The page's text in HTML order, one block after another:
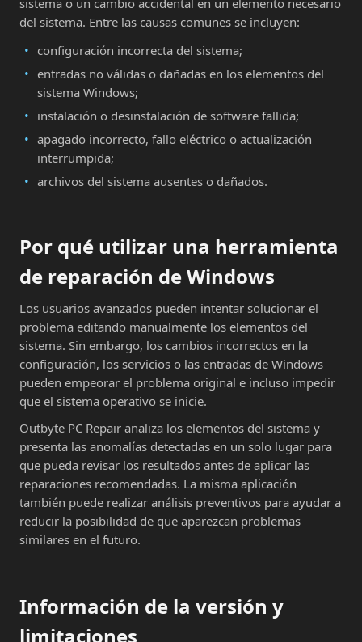
sistema o un cambio accidental en un elemento necesario
del sistema. Entre las causas comunes se incluyen:
configuración incorrecta del sistema;
entradas no válidas o dañadas en los elementos del
sistema Windows;
instalación o desinstalación de software fallida;
apagado incorrecto, fallo eléctrico o actualización
interrumpida;
archivos del sistema ausentes o dañados.
Por qué utilizar una herramienta
de reparación de Windows
Los usuarios avanzados pueden intentar solucionar el
problema editando manualmente los elementos del
sistema. Sin embargo, los cambios incorrectos en la
configuración, los servicios o las entradas de Windows
pueden empeorar el problema original e incluso impedir
que el sistema operativo se inicie.
Outbyte PC Repair analiza los elementos del sistema y
presenta las anomalías detectadas en un solo lugar para
que pueda revisar los resultados antes de aplicar las
reparaciones recomendadas. La misma aplicación
también puede realizar análisis preventivos para ayudar a
reducir la posibilidad de que aparezcan problemas
similares en el futuro.
Información de la versión y
limitaciones